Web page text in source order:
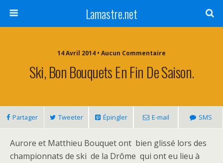
Lamastre.net
14 Avril 2014 • Aucun Commentaire
Ski, Bon Bouquets En Fin De Saison.
Partager Tweeter Épingler E-mail SMS
Aurore et Matthieu Bouquet ont bien glissé lors des
championnats de ski de la Drôme qui ont eu lieu à